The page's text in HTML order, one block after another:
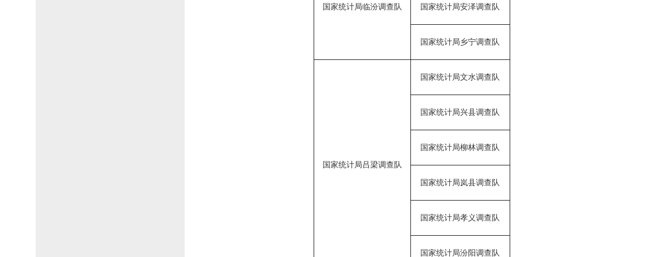
国家统计局临汾调查队 国家统计局安泽调查队
国家统计局乡宁调查队
国家统计局吕梁调查队
国家统计局文水调查队
国家统计局兴县调查队
国家统计局柳林调查队
国家统计局岚县调查队
国家统计局孝义调查队
国家统计局汾阳调查队